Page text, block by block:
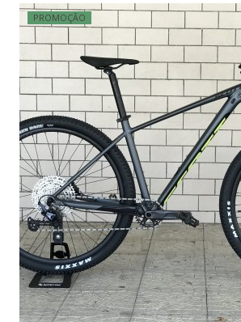
PROMOÇÃO